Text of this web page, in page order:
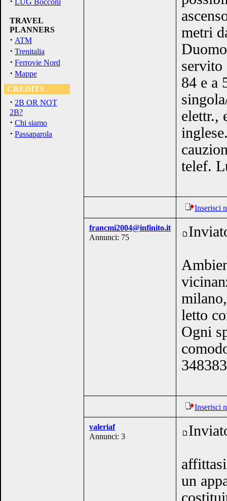
LUG Bocconi
TRAVEL
PLANNERS
· ATM
· Trenitalia
· Ferrovie Nord
· Mappe
CREDITS
· 2B OR NOT
2B?
· Chi siamo
· Passaparola
metri
servito
84 e a
elettr.,
telef.
Inserisci
francmi2004@infinito.it
Annunci: 75
letto
Ogni
Inserisci
valeriaf
Annunci: 3
un